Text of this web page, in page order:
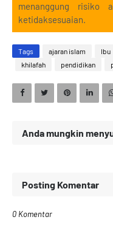
menanggung risiko
ketidaksesuaian.
Tags ajaran islam Ibu
khilafah
pendidikan
Anda mungkin
Posting Komentar
0 Komentar